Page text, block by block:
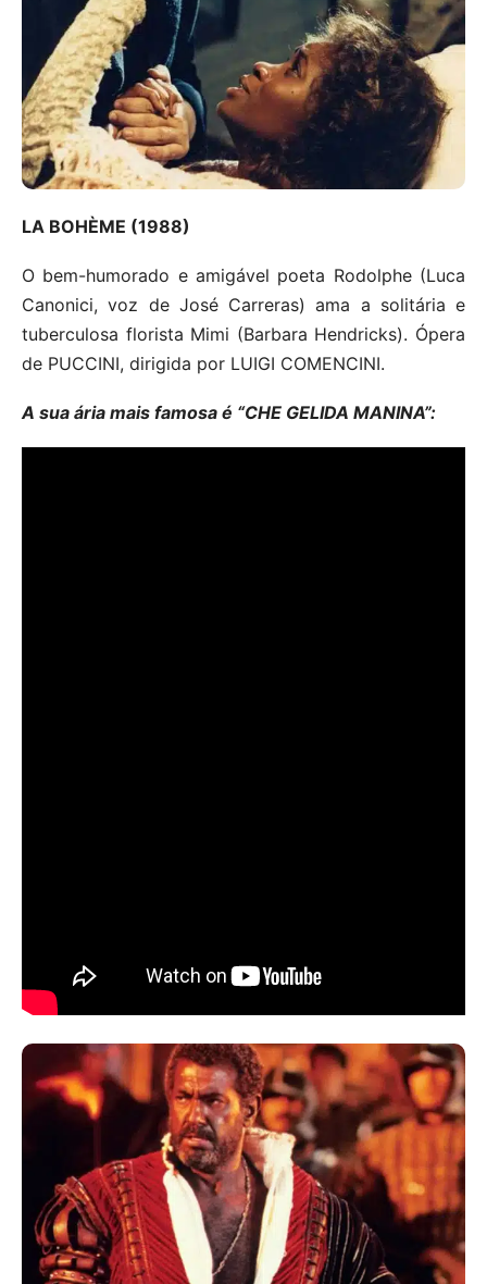
LA BOHÈME (1988)
O bem-humorado e amigável poeta Rodolphe (Luca
Canonici, voz de José Carreras) ama a solitária e
tuberculosa florista Mimi (Barbara Hendricks). Ópera
de PUCCINI, dirigida por LUIGI COMENCINI.
A sua ária mais famosa é “CHE GELIDA MANINA”: